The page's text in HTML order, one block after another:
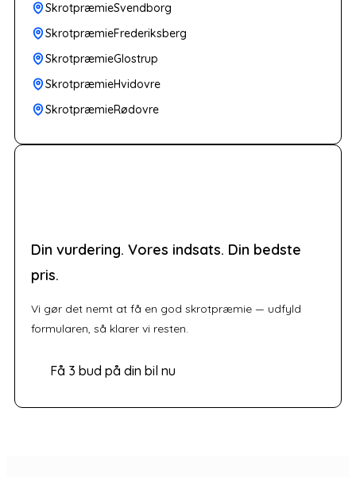
SkrotpræmieSvendborg
SkrotpræmieFrederiksberg
SkrotpræmieGlostrup
SkrotpræmieHvidovre
SkrotpræmieRødovre
Din vurdering. Vores indsats. Din bedste
pris.
Vi gør det nemt at få en god skrotpræmie — udfyld
formularen, så klarer vi resten.
Få 3 bud på din bil nu